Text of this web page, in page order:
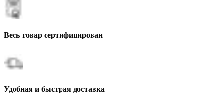
Весь товар сертифицирован
Удобная и быстрая доставка